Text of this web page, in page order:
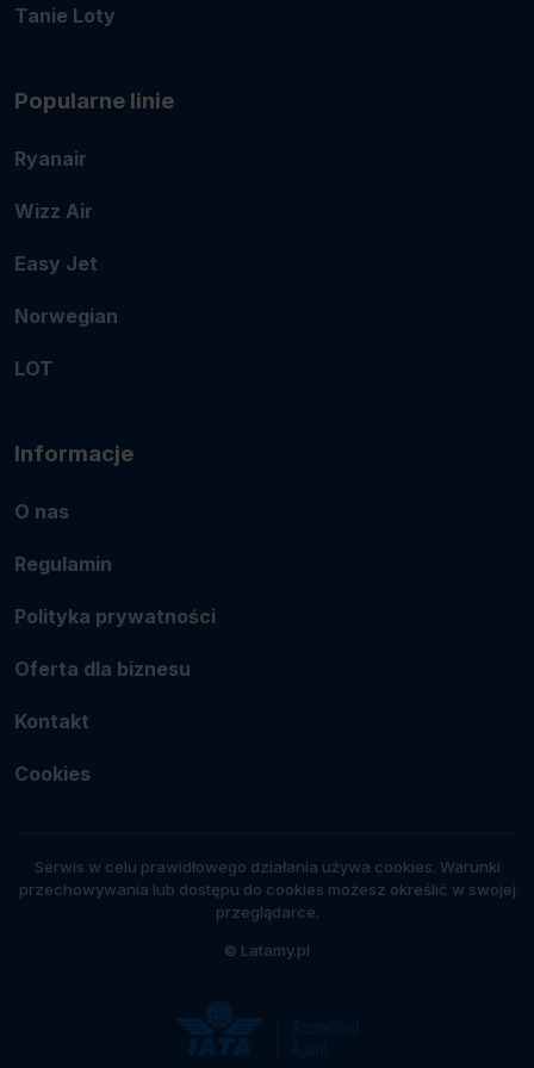
Tanie Loty
Popularne linie
Ryanair
Wizz Air
Easy Jet
Norwegian
LOT
Informacje
O nas
Regulamin
Polityka prywatności
Oferta dla biznesu
Kontakt
Cookies
Serwis w celu prawidłowego działania używa cookies. Warunki
przechowywania lub dostępu do cookies możesz określić w swojej
przeglądarce.
© Latamy.pl